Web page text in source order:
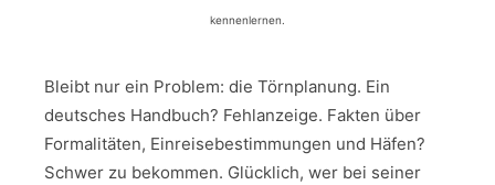
kennenlernen.
Bleibt nur ein Problem: die Törnplanung. Ein
deutsches Handbuch? Fehlanzeige. Fakten über
Formalitäten, Einreisebestimmungen und Häfen?
Schwer zu bekommen. Glücklich, wer bei seiner